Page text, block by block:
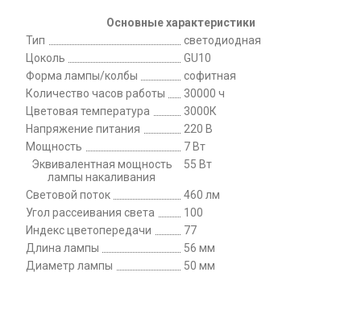
Основные характеристики
Тип
светодиодная
Цоколь
GU10
Форма лампы/колбы
софитная
Количество часов работы
30000 ч
Цветовая температура
3000К
Напряжение питания
220 В
Мощность
7 Вт
Эквивалентная мощность
лампы накаливания
55 Вт
Световой поток
460 лм
Угол рассеивания света
100
Индекс цветопередачи
77
Длина лампы
56 мм
Диаметр лампы
50 мм